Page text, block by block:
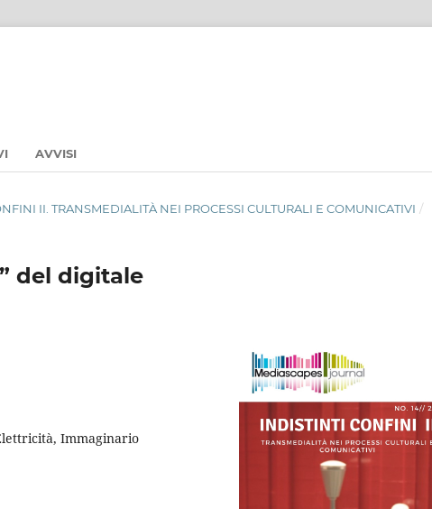
AVVISI
II. TRANSMEDIALITÀ NEI PROCESSI CULTURALI E COMUNICATIVI /
del digitale
Immaginario